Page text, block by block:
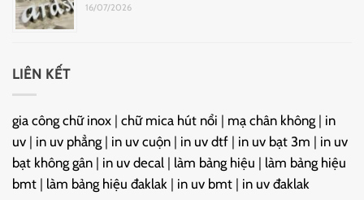
16/07/2026
LIÊN KẾT
gia công chữ inox | chữ mica hút nổi | mạ chân không | in
uv | in uv phẳng | in uv cuộn | in uv dtf | in uv bạt 3m | in uv
bạt không gân | in uv decal | làm bảng hiệu | làm bảng hiệu
bmt | làm bảng hiệu đaklak | in uv bmt | in uv đaklak